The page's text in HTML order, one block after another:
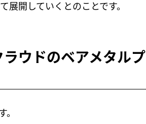
開していくとのことです。
ウドのベアメタルプ